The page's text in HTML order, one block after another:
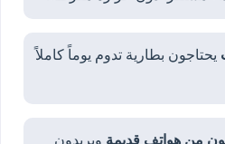
يحتاجون بطارية تدوم يوماً كاملاً
من هواتف قديمة ويريدون